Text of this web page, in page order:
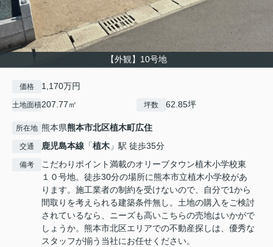
【外観】10号地
価格 1,170万円
土地面積207.77㎡ 坪数 62.85坪
所在地 熊本県熊本市北区植木町広住
交通 鹿児島本線 「植木 」駅 徒歩35分
備考
こだわりポイント満載のオリーブタウン植木小学校東
１０号地。徒歩30分の場所に熊本市立植木小学校があ
ります。施工業者の制約を受けないので、自分で1から
間取りを考えられる建築条件無し。土地の購入をご検討
されているなら、ニーズも高いこちらの売地はいかがで
しょうか。熊本市北区エリアでの不動産探しは、優秀な
スタッフが揃う当社にお任せください。